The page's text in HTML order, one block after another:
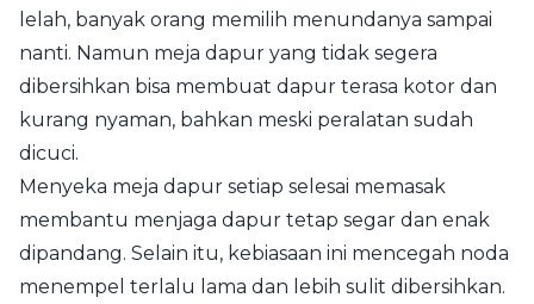
lelah, banyak orang memilih menundanya sampai
nanti. Namun meja dapur yang tidak segera
dibersihkan bisa membuat dapur terasa kotor dan
kurang nyaman, bahkan meski peralatan sudah
dicuci.
Menyeka meja dapur setiap selesai memasak
membantu menjaga dapur tetap segar dan enak
dipandang. Selain itu, kebiasaan ini mencegah noda
menempel terlalu lama dan lebih sulit dibersihkan.